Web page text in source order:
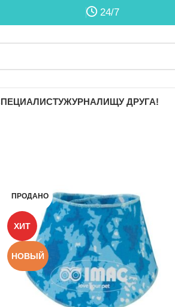
24/7
ЖУРНАЛИЩУ ДРУГА!
ПРОДАНО
ХИТ
НОВЫЙ